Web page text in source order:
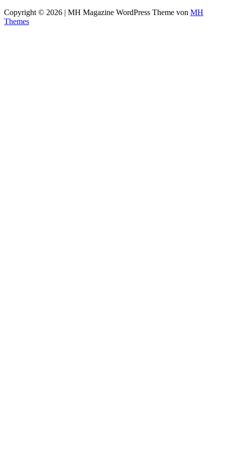
Copyright © 2026 | MH Magazine WordPress Theme von MH
Themes